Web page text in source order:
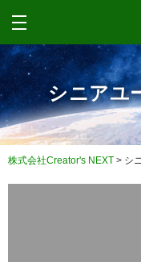
シニアユ
株式会社Creator's NEXT > シ